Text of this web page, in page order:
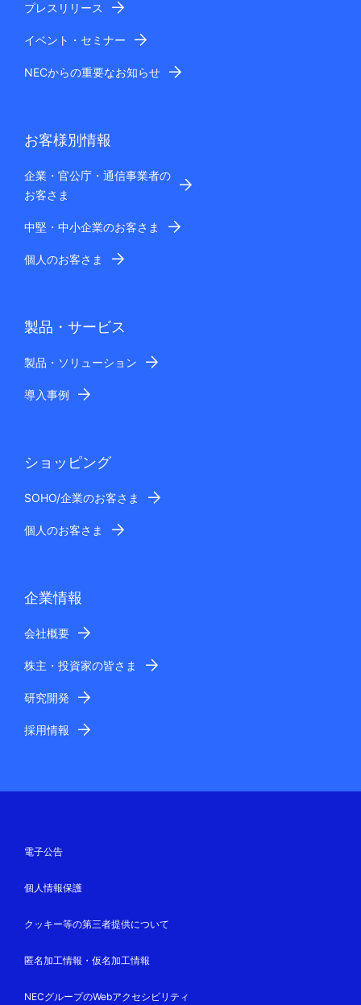
プレスリリース
イベント・セミナー
NECからの重要なお知らせ
お客様別情報
企業・官公庁・通信事業者の
お客さま
中堅・中小企業のお客さま
個人のお客さま
製品・サービス
製品・ソリューション
導入事例
ショッピング
SOHO/企業のお客さま
個人のお客さま
企業情報
会社概要
株主・投資家の皆さま
研究開発
採用情報
電子公告
個人情報保護
クッキー等の第三者提供について
匿名加工情報・仮名加工情報
NECグループのWebアクセシビリティ